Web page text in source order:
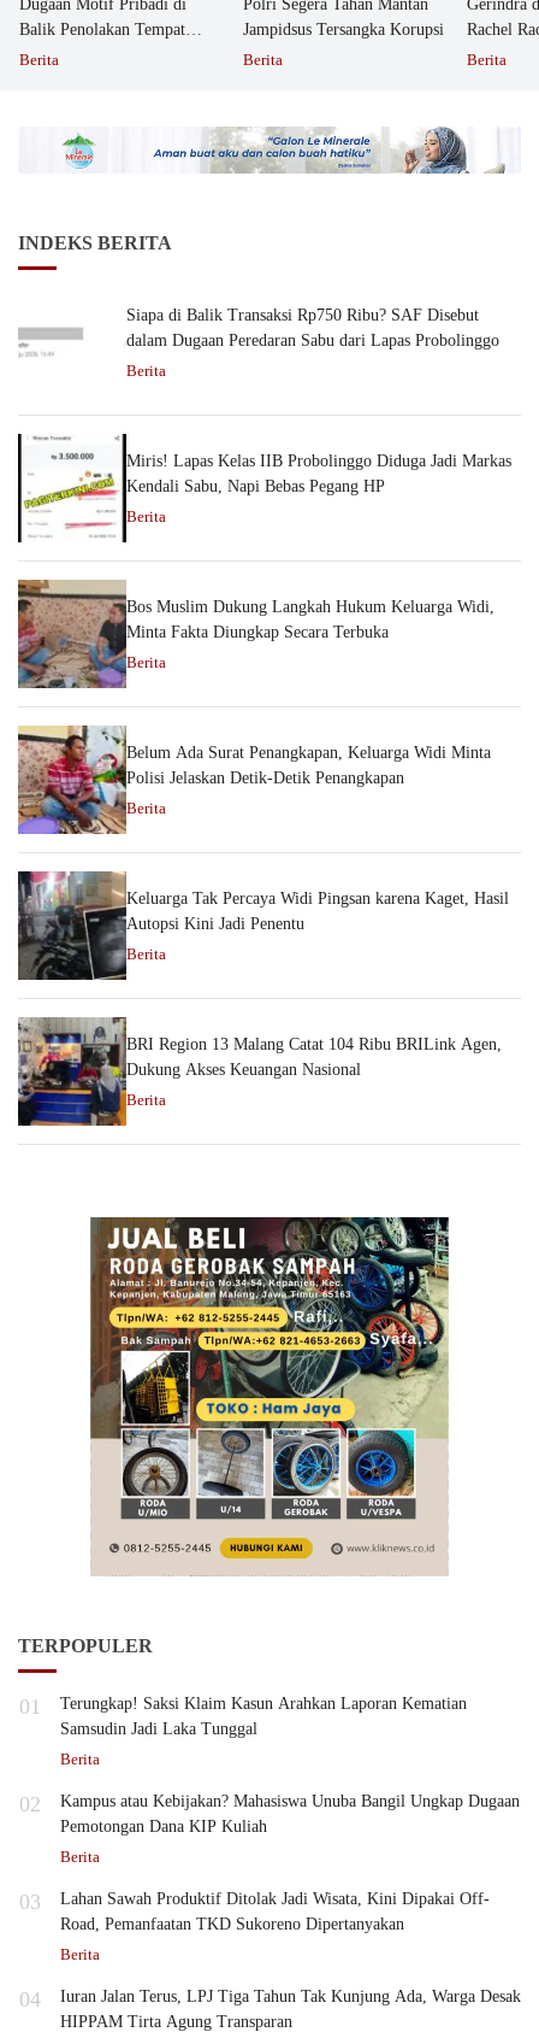
Dugaan Motif Pribadi di
Balik Penolakan Tempat
Ibadah GKJW Bangil
Berita
Polri Segera Tahan Mantan
Jampidsus Tersangka Korupsi
Berita
Gerindra
Rachel
Berita
INDEKS BERITA
Siapa di Balik Transaksi Rp750 Ribu? SAF Disebut
dalam Dugaan Peredaran Sabu dari Lapas Probolinggo
Berita
Miris! Lapas Kelas IIB Probolinggo Diduga Jadi Markas
Kendali Sabu, Napi Bebas Pegang HP
Berita
Bos Muslim Dukung Langkah Hukum Keluarga Widi,
Minta Fakta Diungkap Secara Terbuka
Berita
Belum Ada Surat Penangkapan, Keluarga Widi Minta
Polisi Jelaskan Detik-Detik Penangkapan
Berita
Keluarga Tak Percaya Widi Pingsan karena Kaget, Hasil
Autopsi Kini Jadi Penentu
Berita
BRI Region 13 Malang Catat 104 Ribu BRILink Agen,
Dukung Akses Keuangan Nasional
Berita
TERPOPULER
01
Terungkap! Saksi Klaim Kasun Arahkan Laporan Kematian
Samsudin Jadi Laka Tunggal
Berita
02
Kampus atau Kebijakan? Mahasiswa Unuba Bangil Ungkap Dugaan
Pemotongan Dana KIP Kuliah
Berita
03
Lahan Sawah Produktif Ditolak Jadi Wisata, Kini Dipakai Off-
Road, Pemanfaatan TKD Sukoreno Dipertanyakan
Berita
04
Iuran Jalan Terus, LPJ Tiga Tahun Tak Kunjung Ada, Warga Desak
HIPPAM Tirta Agung Transparan